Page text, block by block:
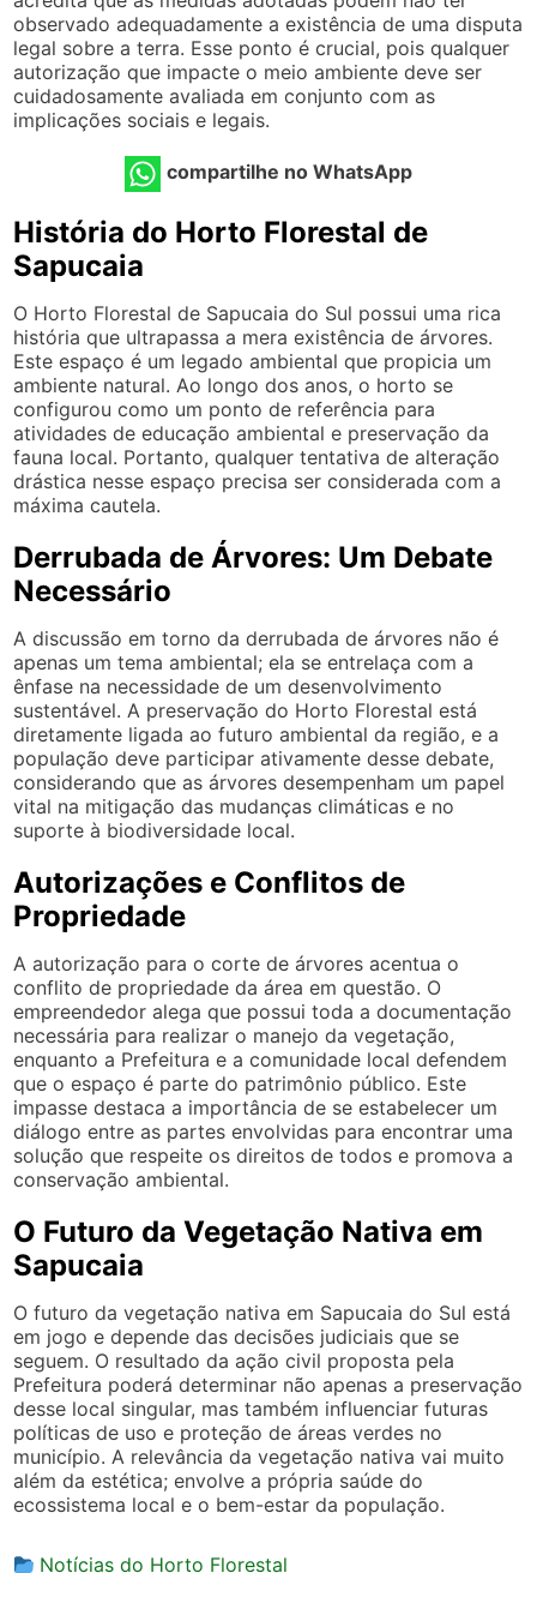
observado adequadamente a existência de uma disputa
legal sobre a terra. Esse ponto é crucial, pois qualquer
autorização que impacte o meio ambiente deve ser
cuidadosamente avaliada em conjunto com as
implicações sociais e legais.
compartilhe no WhatsApp
História do Horto Florestal de
Sapucaia
O Horto Florestal de Sapucaia do Sul possui uma rica
história que ultrapassa a mera existência de árvores.
Este espaço é um legado ambiental que propicia um
ambiente natural. Ao longo dos anos, o horto se
configurou como um ponto de referência para
atividades de educação ambiental e preservação da
fauna local. Portanto, qualquer tentativa de alteração
drástica nesse espaço precisa ser considerada com a
máxima cautela.
Derrubada de Árvores: Um Debate
Necessário
A discussão em torno da derrubada de árvores não é
apenas um tema ambiental; ela se entrelaça com a
ênfase na necessidade de um desenvolvimento
sustentável. A preservação do Horto Florestal está
diretamente ligada ao futuro ambiental da região, e a
população deve participar ativamente desse debate,
considerando que as árvores desempenham um papel
vital na mitigação das mudanças climáticas e no
suporte à biodiversidade local.
Autorizações e Conflitos de
Propriedade
A autorização para o corte de árvores acentua o
conflito de propriedade da área em questão. O
empreendedor alega que possui toda a documentação
necessária para realizar o manejo da vegetação,
enquanto a Prefeitura e a comunidade local defendem
que o espaço é parte do patrimônio público. Este
impasse destaca a importância de se estabelecer um
diálogo entre as partes envolvidas para encontrar uma
solução que respeite os direitos de todos e promova a
conservação ambiental.
O Futuro da Vegetação Nativa em
Sapucaia
O futuro da vegetação nativa em Sapucaia do Sul está
em jogo e depende das decisões judiciais que se
seguem. O resultado da ação civil proposta pela
Prefeitura poderá determinar não apenas a preservação
desse local singular, mas também influenciar futuras
políticas de uso e proteção de áreas verdes no
município. A relevância da vegetação nativa vai muito
além da estética; envolve a própria saúde do
ecossistema local e o bem-estar da população.
Notícias do Horto Florestal